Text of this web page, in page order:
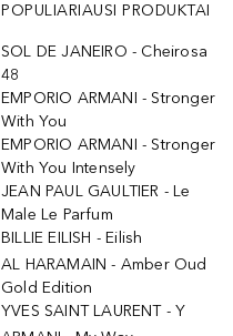
POPULIARIAUSI PRODUKTAI
SOL DE JANEIRO - Cheirosa
48
EMPORIO ARMANI - Stronger
With You
EMPORIO ARMANI - Stronger
With You Intensely
JEAN PAUL GAULTIER - Le
Male Le Parfum
BILLIE EILISH - Eilish
AL HARAMAIN - Amber Oud
Gold Edition
YVES SAINT LAURENT - Y